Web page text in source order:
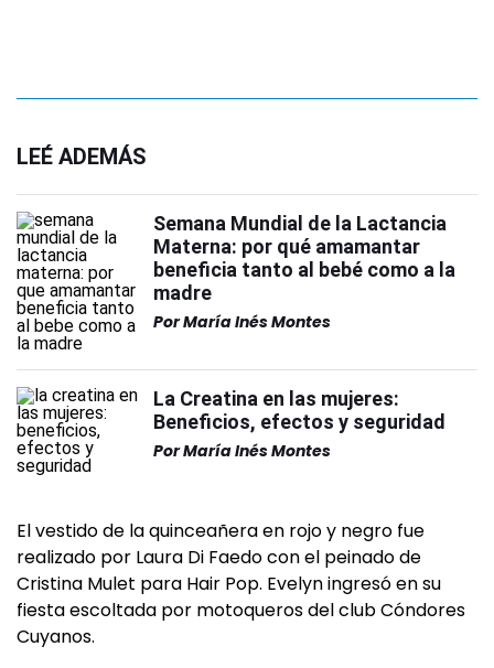
LEÉ ADEMÁS
Semana Mundial de la Lactancia
Materna: por qué amamantar
beneficia tanto al bebé como a la
madre
PorMaría Inés Montes
La Creatina en las mujeres:
Beneficios, efectos y seguridad
PorMaría Inés Montes
El vestido de la quinceañera en rojo y negro fue
realizado por Laura Di Faedo con el peinado de
Cristina Mulet para Hair Pop. Evelyn ingresó en su
fiesta escoltada por motoqueros del club Cóndores
Cuyanos.